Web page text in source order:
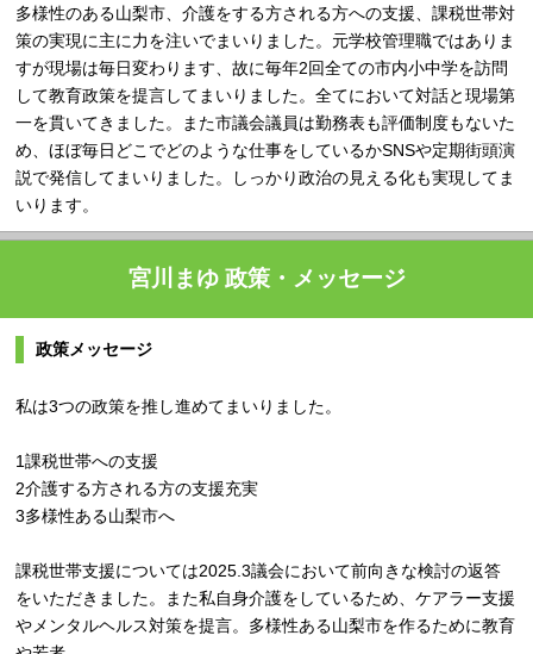
多様性のある山梨市、介護をする方される方への支援、課税世帯対
策の実現に主に力を注いでまいりました。元学校管理職ではありま
すが現場は毎日変わります、故に毎年2回全ての市内小中学を訪問
して教育政策を提言してまいりました。全てにおいて対話と現場第
一を貫いてきました。また市議会議員は勤務表も評価制度もないた
め、ほぼ毎日どこでどのような仕事をしているかSNSや定期街頭演
説で発信してまいりました。しっかり政治の見える化も実現してま
いります。
宮川まゆ 政策・メッセージ
政策メッセージ
私は3つの政策を推し進めてまいりました。
1課税世帯への支援
2介護する方される方の支援充実
3多様性ある山梨市へ
課税世帯支援については2025.3議会において前向きな検討の返答
をいただきました。また私自身介護をしているため、ケアラー支援
やメンタルヘルス対策を提言。多様性ある山梨市を作るために教育